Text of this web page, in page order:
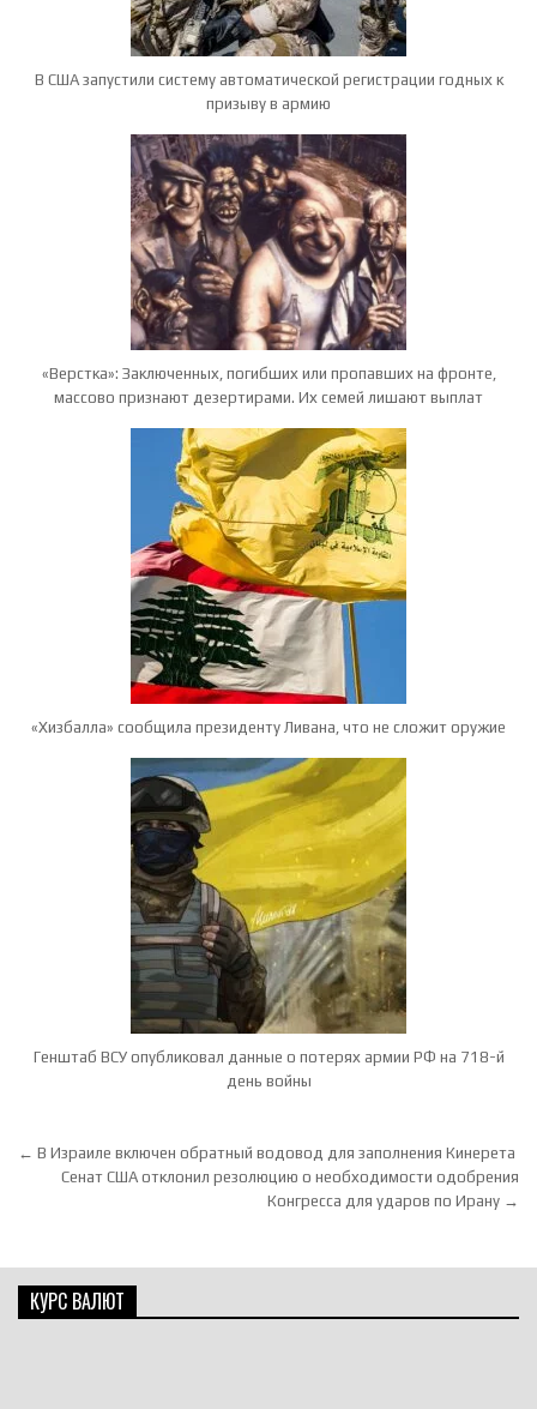
В США запустили систему автоматической регистрации годных к
призыву в армию
«Верстка»: Заключенных, погибших или пропавших на фронте,
массово признают дезертирами. Их семей лишают выплат
«Хизбалла» сообщила президенту Ливана, что не сложит оружие
Генштаб ВСУ опубликовал данные о потерях армии РФ на 718-й
день войны
Навигация по записям
← В Израиле включен обратный водовод для заполнения Кинерета
Сенат США отклонил резолюцию о необходимости одобрения
Конгресса для ударов по Ирану →
КУРС ВАЛЮТ